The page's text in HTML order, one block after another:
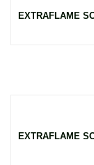
EXTRAFLAME
EXTRAFLAME